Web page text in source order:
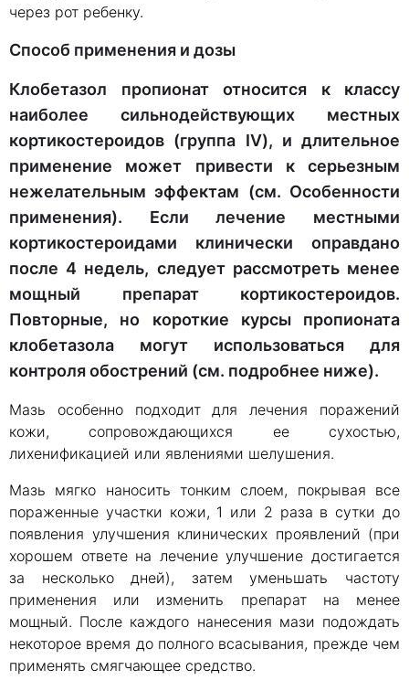
через рот ребенку.
Способ применения и дозы
Клобетазол пропионат относится к классу
наиболее сильнодействующих местных
кортикостероидов (группа IV), и длительное
применение может привести к серьезным
нежелательным эффектам (см. Особенности
применения). Если лечение местными
кортикостероидами клинически оправдано
после 4 недель, следует рассмотреть менее
мощный препарат кортикостероидов.
Повторные, но короткие курсы пропионата
клобетазола могут использоваться для
контроля обострений (см. подробнее ниже).
Мазь особенно подходит для лечения поражений
кожи, сопровождающихся ее сухостью,
лихенификацией или явлениями шелушения.
Мазь мягко наносить тонким слоем, покрывая все
пораженные участки кожи, 1 или 2 раза в сутки до
появления улучшения клинических проявлений (при
хорошем ответе на лечение улучшение достигается
за несколько дней), затем уменьшать частоту
применения или изменить препарат на менее
мощный. После каждого нанесения мази подождать
некоторое время до полного всасывания, прежде чем
применять смягчающее средство.